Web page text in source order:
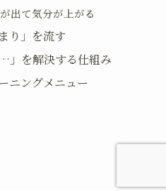
出て気分が上がる
り」を流す
」を解決する仕組み
ニングメニュー